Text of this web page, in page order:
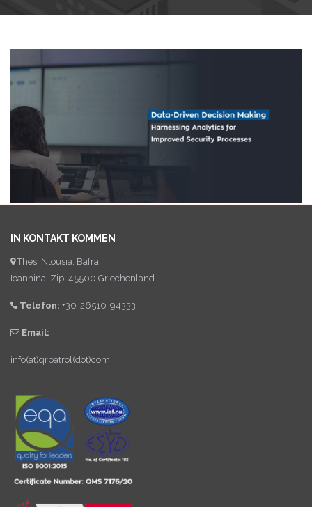
IN KONTAKT KOMMEN
Thesi Ntousia, Bafra,
Ioannina, Zip: 45500 Griechenland
Telefon: +30-26510-94333
Email:
info(at)qrpatrol(dot)com